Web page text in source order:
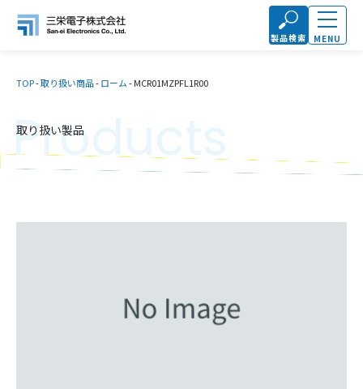
製品検索 MENU
TOP-取り扱い商品-ローム-MCR01MZPFL1R00
取り扱い製品
Products